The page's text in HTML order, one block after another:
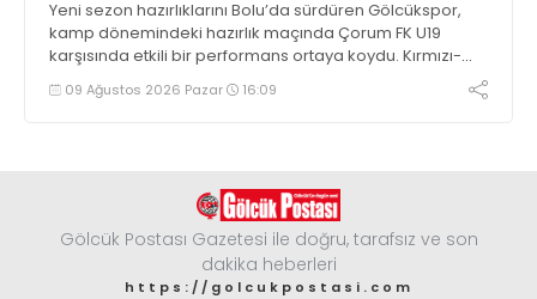
Yeni sezon hazırlıklarını Bolu’da sürdüren Gölcükspor,
kamp dönemindeki hazırlık maçında Çorum FK U19
karşısında etkili bir performans ortaya koydu. Kırmızı-
siyahlılar, iki devrede bulduğu gollerle rakibini 4-0
mağlup etti
09 Ağustos 2026 Pazar 16:09
Gölcük Postası Gazetesi ile doğru, tarafsız ve son
dakika heberleri
https://golcukpostasi.com